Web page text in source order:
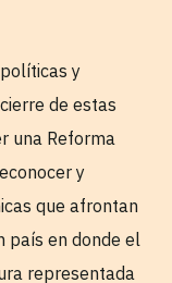
y
de estas
una Reforma
y
que afrontan
país en donde el
representada